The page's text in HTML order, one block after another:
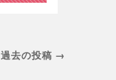
過去の投稿 →